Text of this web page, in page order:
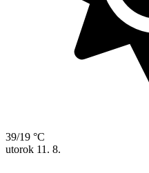
39/19 °C
utorok 11. 8.